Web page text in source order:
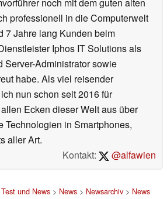
professionell in die Computerwelt
7 Jahre lang Kunden beim
Iphos IT Solutions als
Server-Administrator sowie
habe. Als viel reisender
nun schon seit 2016 für
Ecken dieser Welt aus über
Technologien in Smartphones,
aller Art.
Kontakt:
@alfawien
und News> News> Newsarchiv> News